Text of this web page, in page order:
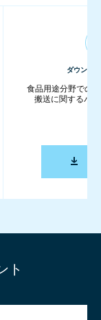
フードの革新的な加工
ダウンロ
食品用途分野での
搬送に関するパ
ト